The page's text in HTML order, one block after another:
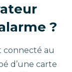
?
connecté au
d’une carte